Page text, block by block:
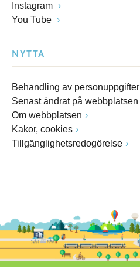
Instagram
You Tube
NYTTA
Behandling av personuppgifter
Senast ändrat på webbplatsen
Om webbplatsen
Kakor, cookies
Tillgänglighetsredogörelse